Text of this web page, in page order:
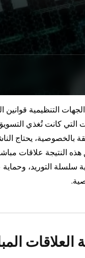
التنظيمية
التي كانت تُغذي
بالخصوصية، يحتاج
هذه النتيجة علاقات
سلسلة التوريد،
العلاقات